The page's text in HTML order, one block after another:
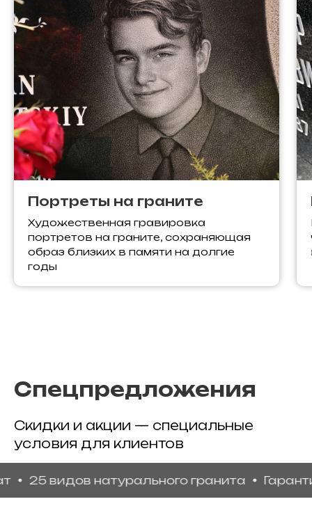
Портреты на граните
Художественная гравировка
портретов на граните, сохраняющая
образ близких в памяти на долгие
годы
Спецпредложения
Скидки и акции — специальные
условия для клиентов
видов натурального гранита Гарантия